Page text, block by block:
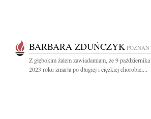
BARBARA ZDUŃCZYK POZNAŃ
Z głębokim żalem zawiadamiam, że 9 października
2023 roku zmarła po długiej i ciężkiej chorobie,...